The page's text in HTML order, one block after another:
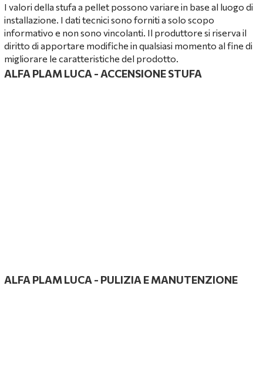
I valori della stufa a pellet possono variare in base al luogo di
installazione. I dati tecnici sono forniti a solo scopo
informativo e non sono vincolanti. Il produttore si riserva il
diritto di apportare modifiche in qualsiasi momento al fine di
migliorare le caratteristiche del prodotto.
ALFA PLAM LUCA -ACCENSIONE STUFA
ALFA PLAM LUCA - PULIZIA E MANUTENZIONE